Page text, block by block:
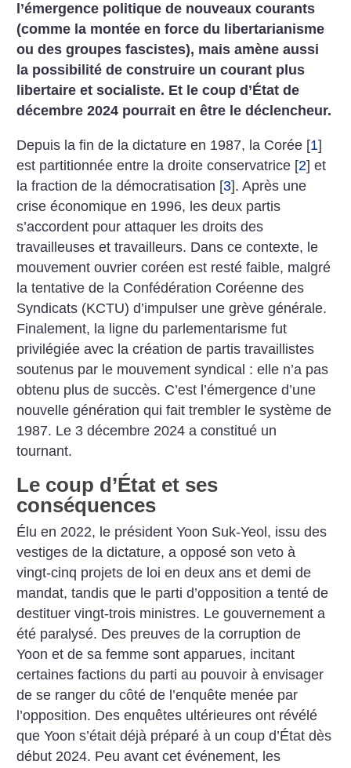
l’émergence politique de nouveaux courants
(comme la montée en force du libertarianisme
ou des groupes fascistes), mais amène aussi
la possibilité de construire un courant plus
libertaire et socialiste. Et le coup d’État de
décembre 2024 pourrait en être le déclencheur.
Depuis la fin de la dictature en 1987, la Corée [1]
est partitionnée entre la droite conservatrice [2] et
la fraction de la démocratisation [3]. Après une
crise économique en 1996, les deux partis
s’accordent pour attaquer les droits des
travailleuses et travailleurs. Dans ce contexte, le
mouvement ouvrier coréen est resté faible, malgré
la tentative de la Confédération Coréenne des
Syndicats (KCTU) d’impulser une grève générale.
Finalement, la ligne du parlementarisme fut
privilégiée avec la création de partis travaillistes
soutenus par le mouvement syndical : elle n’a pas
obtenu plus de succès. C’est l’émergence d’une
nouvelle génération qui fait trembler le système de
1987. Le 3 décembre 2024 a constitué un
tournant.
Le coup d’État et ses
conséquences
Élu en 2022, le président Yoon Suk-Yeol, issu des
vestiges de la dictature, a opposé son veto à
vingt-cinq projets de loi en deux ans et demi de
mandat, tandis que le parti d’opposition a tenté de
destituer vingt-trois ministres. Le gouvernement a
été paralysé. Des preuves de la corruption de
Yoon et de sa femme sont apparues, incitant
certaines factions du parti au pouvoir à envisager
de se ranger du côté de l’enquête menée par
l’opposition. Des enquêtes ultérieures ont révélé
que Yoon s’était déjà préparé à un coup d’État dès
début 2024. Peu avant cet événement, les